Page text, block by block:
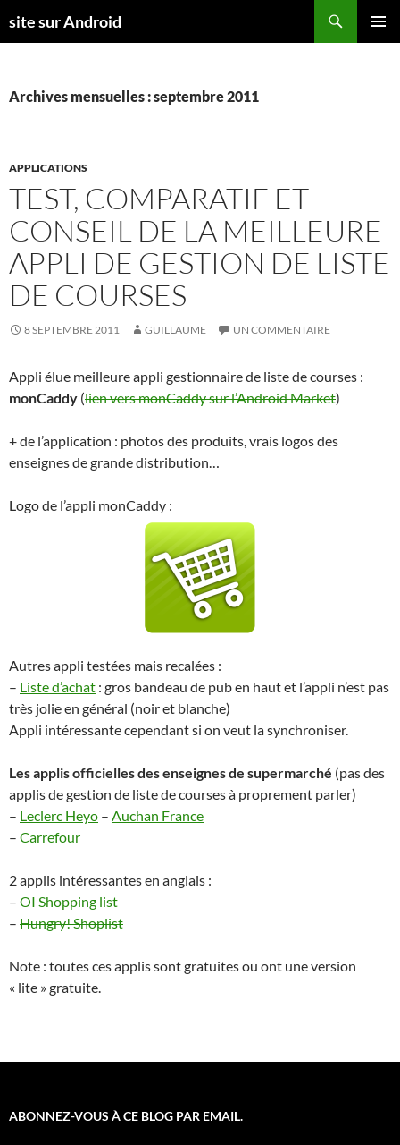
ausite sur Android
Archives mensuelles : septembre 2011
APPLICATIONS
TEST, COMPARATIF ET
CONSEIL DE LA MEILLEURE
APPLI DE GESTION DE LISTE
DE COURSES
8 SEPTEMBRE 2011 GUILLAUME UN COMMENTAIRE
Appli élue meilleure appli gestionnaire de liste de courses :
monCaddy (lien vers monCaddy sur l’Android Market)
+ de l’application : photos des produits, vrais logos des
enseignes de grande distribution…
Logo de l’appli monCaddy :
Autres appli testées mais recalées :
– Liste d’achat : gros bandeau de pub en haut et l’appli n’est pas
très jolie en général (noir et blanche)
Appli intéressante cependant si on veut la synchroniser.
Les applis officielles des enseignes de supermarché (pas des
applis de gestion de liste de courses à proprement parler)
– Leclerc Heyo – Auchan France
– Carrefour
2 applis intéressantes en anglais :
– OI Shopping list
– Hungry! Shoplist
Note : toutes ces applis sont gratuites ou ont une version
« lite » gratuite.
ABONNEZ-VOUS À CE BLOG PAR EMAIL.